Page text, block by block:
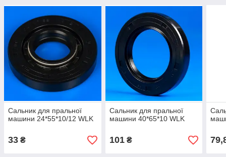
Сальник для пральної
машини 24*55*10/12 WLK
33 ₴
Сальник для пральної
машини 40*65*10 WLK
101₴